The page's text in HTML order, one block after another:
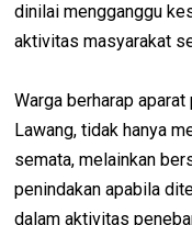
dinilai mengganggu
aktivitas masyarakat
Warga berharap
Lawang, tidak hanya
semata, melainkan
penindakan apabila
dalam aktivitas